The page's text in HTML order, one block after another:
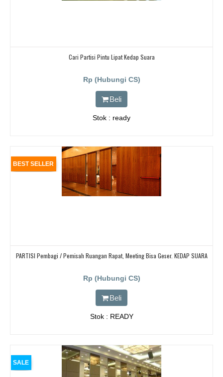
Cari Partisi Pintu Lipat Kedap Suara
Rp (Hubungi CS)
Beli
Stok : ready
BEST SELLER
PARTISI Pembagi / Pemisah Ruangan Rapat, Meeting Bisa Geser. KEDAP SUARA
Rp (Hubungi CS)
Beli
Stok : READY
SALE